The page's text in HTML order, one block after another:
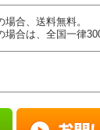
場合、送料無料。
場合は、全国一律